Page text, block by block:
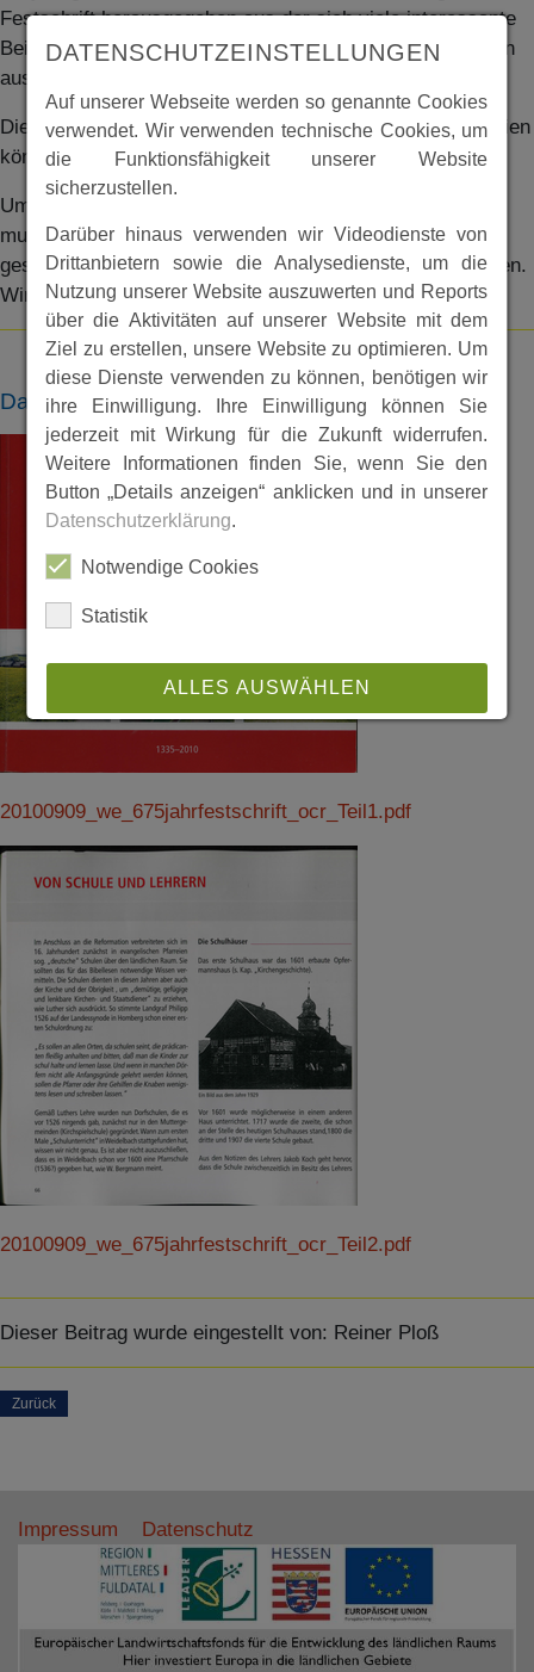
Festschrift herausgegeben aus der sich viele interessante
Beiträge aus Weidelbachs Geschichte und Begebenheiten
aus dem Dorf ergeben.
Die Festschrift ist hier in 2 Teilen veröffentlicht. Die Dateien
können nach Stichworten durchsucht werden.
Um die Qualität der Dateien nicht zu beeinträchtigen,
musste im Hinblick auf die Gesamtdatenmenge der
gesamten Festschrift diese in 2 Teilen eingescannt werden.
Wir bitte um Verständnis.
Dateien
20100909_we_675jahrfestschrift_ocr_Teil1.pdf
20100909_we_675jahrfestschrift_ocr_Teil2.pdf
Dieser Beitrag wurde eingestellt von: Reiner Ploß
Zurück
Impressum Datenschutz
DATENSCHUTZEINSTELLUNGEN
Auf unserer Webseite werden so genannte Cookies
verwendet. Wir verwenden technische Cookies, um
die Funktionsfähigkeit unserer Website
sicherzustellen.
Darüber hinaus verwenden wir Videodienste von
Drittanbietern sowie die Analysedienste, um die
Nutzung unserer Website auszuwerten und Reports
über die Aktivitäten auf unserer Website mit dem
Ziel zu erstellen, unsere Website zu optimieren. Um
diese Dienste verwenden zu können, benötigen wir
ihre Einwilligung. Ihre Einwilligung können Sie
jederzeit mit Wirkung für die Zukunft widerrufen.
Weitere Informationen finden Sie, wenn Sie den
Button „Details anzeigen“ anklicken und in unserer
Datenschutzerklärung.
Notwendige Cookies
Statistik
ALLES AUSWÄHLEN
SPEICHERN
Details anzeigen